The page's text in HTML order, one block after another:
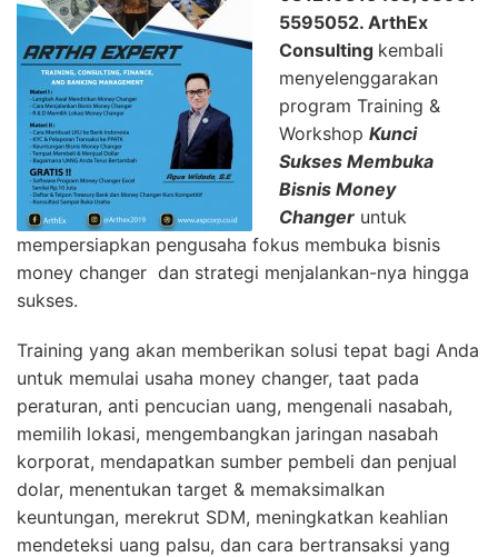
5595052. ArthEx
Consulting kembali
menyelenggarakan
program Training &
Workshop Kunci
Sukses Membuka
Bisnis Money
Changer untuk
mempersiapkan pengusaha fokus membuka bisnis
money changer dan strategi menjalankan-nya hingga
sukses.
Training yang akan memberikan solusi tepat bagi Anda
untuk memulai usaha money changer, taat pada
peraturan, anti pencucian uang, mengenali nasabah,
memilih lokasi, mengembangkan jaringan nasabah
korporat, mendapatkan sumber pembeli dan penjual
dolar, menentukan target & memaksimalkan
keuntungan, merekrut SDM, meningkatkan keahlian
mendeteksi uang palsu, dan cara bertransaksi yang